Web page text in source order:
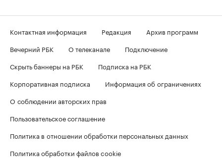
Контактная информация Редакция
Архив программ
Вечерний РБК
О телеканале
Подключение
Скрыть баннеры на РБК
Подписка на РБК
Корпоративная подписка
Информация об ограничениях
О соблюдении авторских прав
Пользовательское соглашение
Политика в отношении обработки персональных данных
Политика обработки файлов cookie